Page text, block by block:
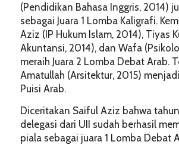
(Pendidikan Bahasa Inggris, 2014)
sebagai Juara 1 Lomba Kaligrafi.
Aziz (IP Hukum Islam, 2014), Tiyas
Akuntansi, 2014), dan Wafa
meraih Juara 2 Lomba Debat Arab.
Amatullah (Arsitektur, 2015)
Puisi Arab.
Diceritakan Saiful Aziz bahwa
delegasi dari UII sudah berhasil
piala sebagai juara 1 Lomba Debat